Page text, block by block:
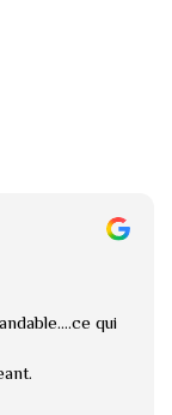
qui